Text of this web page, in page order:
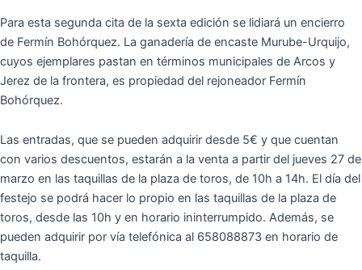
Para esta segunda cita de la sexta edición se lidiará un encierro
de Fermín Bohórquez. La ganadería de encaste Murube-Urquijo,
cuyos ejemplares pastan en términos municipales de Arcos y
Jerez de la frontera, es propiedad del rejoneador Fermín
Bohórquez.
Las entradas, que se pueden adquirir desde 5€ y que cuentan
con varios descuentos, estarán a la venta a partir del jueves 27 de
marzo en las taquillas de la plaza de toros, de 10h a 14h. El día del
festejo se podrá hacer lo propio en las taquillas de la plaza de
toros, desde las 10h y en horario ininterrumpido. Además, se
pueden adquirir por vía telefónica al 658088873 en horario de
taquilla.